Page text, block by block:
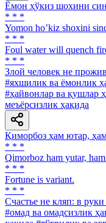
Ёмон ҳўкиз шохини
* * *
Yomon hoʼkiz shoxini
* * *
Foul water will quench
* * *
Злой человек не
#яхшилик ва ёмонлик
#ҳайвонлар ва қушлар
меъёрсизлик ҳақида
Қиморбоз ҳам ютар,
* * *
Qimorboz ham yutar,
* * *
Fortune is variant.
* * *
Счастье не кляп: в
#омад ва омадсизлик